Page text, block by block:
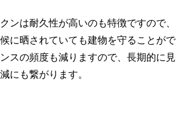
ンは耐久性が高いのも特徴ですので、
に晒されていても建物を守ることがで
スの頻度も減りますので、長期的に見
にも繋がります。